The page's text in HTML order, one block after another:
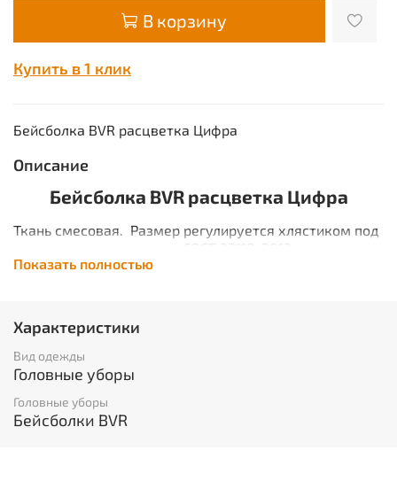
В корзину
Купить в 1 клик
Бейсболка BVR расцветка Цифра
Описание
Бейсболка BVR расцветка Цифра
Ткань смесовая. Размер регулируется хлястиком под
Описание ткани
ПЛОТНОСТЬ:
СОСТАВ: 35% хл., 65% пэ
ПЕРЕПЛЕТЕНИЕ:
ПРОПИТКА: ВО отделка
ОПИСАНИЕ:
Показать полностью
Характеристики
Вид одежды
Головные уборы
Головные уборы
Бейсболки BVR